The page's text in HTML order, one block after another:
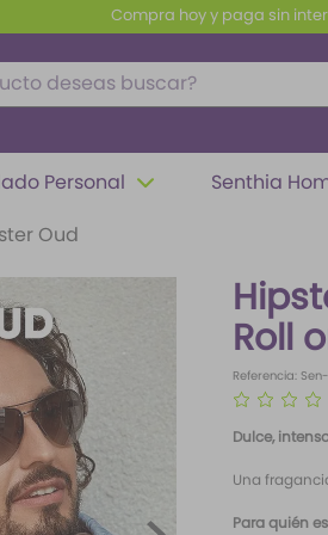
Envío gratis a partir de
deseas buscar?
Personal Senthia
Oud
Roll
Referencia:
Dulce,
Una
Para quién